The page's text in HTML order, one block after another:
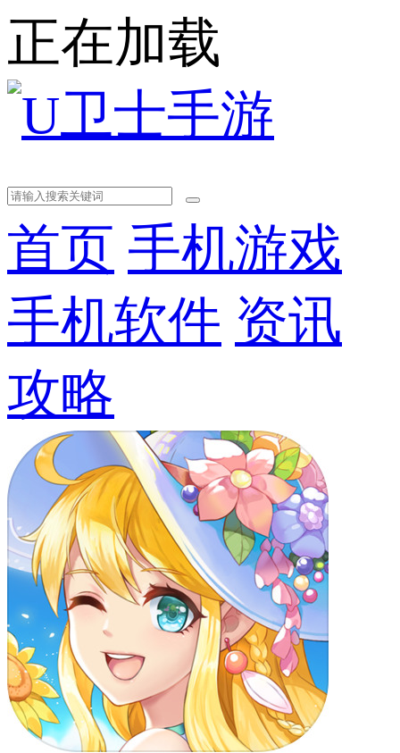
正在加载
首页 手机游戏
手机软件 资讯
攻略